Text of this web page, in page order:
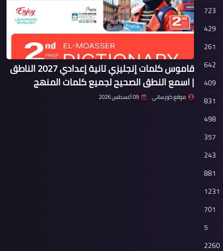
723
429
261
642
409
831
498
357
243
881
1231
701
5
2260
قاموس كلمات إنجليزي تانية إعدادي 2027 الناطق
| اسمع النطق الصحيح لجميع كلمات المنهج
موقع كورساتي 09 أغسطس 2026